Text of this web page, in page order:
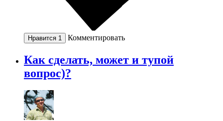
Нравится 1 Комментировать
Как сделать, может и тупой
вопрос)?